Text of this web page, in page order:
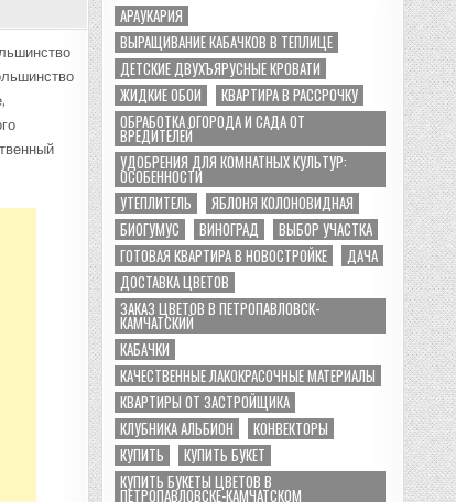
АРАУКАРИЯ
ВЫРАЩИВАНИЕ КАБАЧКОВ В ТЕПЛИЦЕ
ДЕТСКИЕ ДВУХЪЯРУСНЫЕ КРОВАТИ
ЖИДКИЕ ОБОИ
КВАРТИРА В РАССРОЧКУ
ОБРАБОТКА ОГОРОДА И САДА ОТ
ВРЕДИТЕЛЕЙ
УДОБРЕНИЯ ДЛЯ КОМНАТНЫХ КУЛЬТУР:
ОСОБЕННОСТИ
УТЕПЛИТЕЛЬ
ЯБЛОНЯ КОЛОНОВИДНАЯ
БИОГУМУС
ВИНОГРАД
ВЫБОР УЧАСТКА
ГОТОВАЯ КВАРТИРА В НОВОСТРОЙКЕ
ДАЧА
ДОСТАВКА ЦВЕТОВ
ЗАКАЗ ЦВЕТОВ В ПЕТРОПАВЛОВСК-
КАМЧАТСКИЙ
КАБАЧКИ
КАЧЕСТВЕННЫЕ ЛАКОКРАСОЧНЫЕ МАТЕРИАЛЫ
КВАРТИРЫ ОТ ЗАСТРОЙЩИКА
КЛУБНИКА АЛЬБИОН
КОНВЕКТОРЫ
КУПИТЬ
КУПИТЬ БУКЕТ
КУПИТЬ БУКЕТЫ ЦВЕТОВ В
ПЕТРОПАВЛОВСКЕ-КАМЧАТСКОМ